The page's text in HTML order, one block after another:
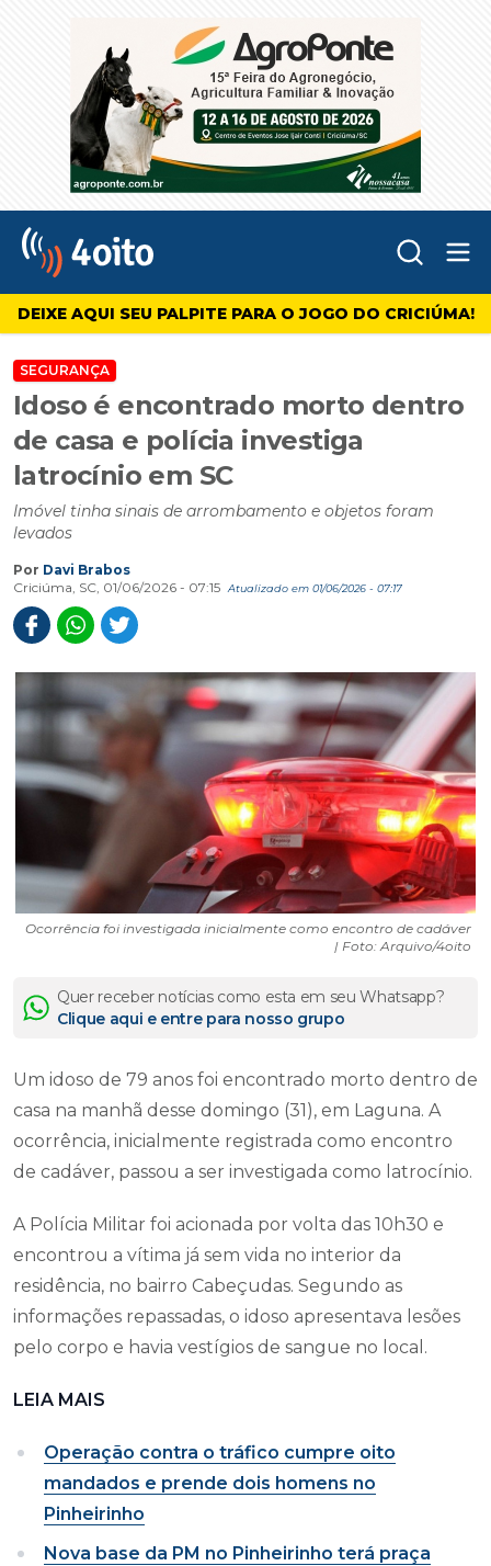
4oito
DEIXE AQUI SEU PALPITE PARA O JOGO DO CRICIÚMA!
SEGURANÇA
Idoso é encontrado morto dentro
de casa e polícia investiga
latrocínio em SC
Imóvel tinha sinais de arrombamento e objetos foram
levados
Por Davi Brabos
Criciúma, SC, 01/06/2026 - 07:15
Atualizado em 01/06/2026 - 07:17
Ocorrência foi investigada inicialmente como encontro de cadáver
| Foto: Arquivo/4oito
Quer receber notícias como esta em seu Whatsapp?
Clique aqui e entre para nosso grupo
Um idoso de 79 anos foi encontrado morto dentro de
casa na manhã desse domingo (31), em Laguna. A
ocorrência, inicialmente registrada como encontro
de cadáver, passou a ser investigada como latrocínio.
A Polícia Militar foi acionada por volta das 10h30 e
encontrou a vítima já sem vida no interior da
residência, no bairro Cabeçudas. Segundo as
informações repassadas, o idoso apresentava lesões
pelo corpo e havia vestígios de sangue no local.
LEIA MAIS
Operação contra o tráfico cumpre oito
mandados e prende dois homens no
Pinheirinho
Nova base da PM no Pinheirinho terá praça